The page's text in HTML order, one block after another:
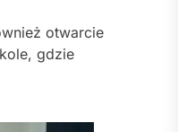
otwarcie
gdzie